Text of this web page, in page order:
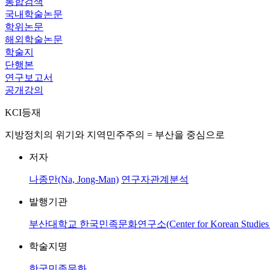
국내학술논문
학위논문
해외학술논문
학술지
단행본
연구보고서
공개강의
KCI등재
지방정치의 위기와 지역민주주의 = 부산을 중심으로
저자
나종만(Na, Jong-Man) 연구자관계분석
발행기관
부산대학교 한국민족문화연구소(Center for Korean Studies
학술지명